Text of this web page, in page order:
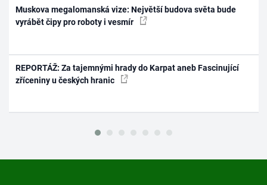
Muskova megalomanská vize: Největší budova světa bude
vyrábět čipy pro roboty i vesmír
REPORTÁŽ: Za tajemnými hrady do Karpat aneb Fascinující
zříceniny u českých hranic